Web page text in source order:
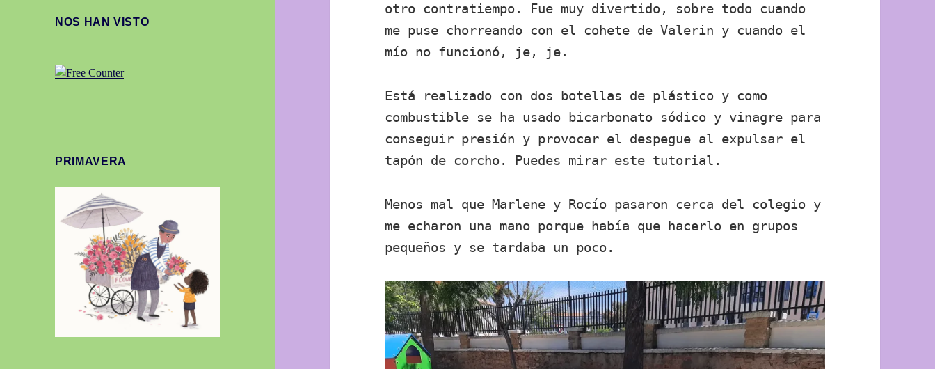
NOS HAN VISTO
PRIMAVERA
otro contratiempo. Fue muy divertido, sobre todo cuando
me puse chorreando con el cohete de Valerin y cuando el
mío no funcionó, je, je.
Está realizado con dos botellas de plástico y como
combustible se ha usado bicarbonato sódico y vinagre para
conseguir presión y provocar el despegue al expulsar el
tapón de corcho. Puedes mirar este tutorial .
Menos mal que Marlene y Rocío pasaron cerca del colegio y
me echaron una mano porque había que hacerlo en grupos
pequeños y se tardaba un poco.